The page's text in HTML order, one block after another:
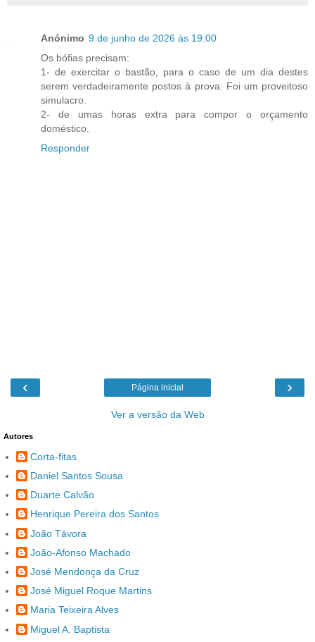
Anónimo 9 de junho de 2026 às 19:00
Os bófias precisam:
1- de exercitar o bastão, para o caso de um dia destes
serem verdadeiramente postos à prova. Foi um proveitoso
simulacro.
2- de umas horas extra para compor o orçamento
doméstico.
Responder
‹ ›
Página inicial
Ver a versão da Web
Autores
Corta-fitas
Daniel Santos Sousa
Duarte Calvão
Henrique Pereira dos Santos
João Távora
João-Afonso Machado
José Mendonça da Cruz
José Miguel Roque Martins
Maria Teixeira Alves
Miguel A. Baptista